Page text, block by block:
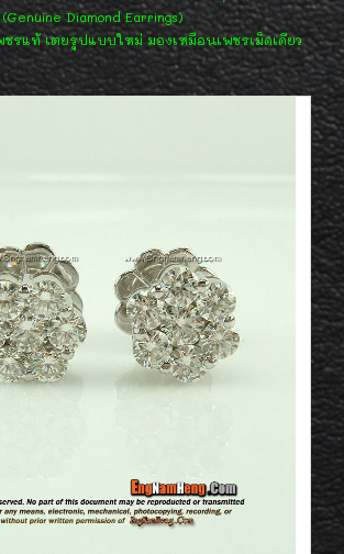
Diamond Earrings)
ชรแท้ เตยรูปแบบใหม่ มองเหมือนเพชรเม็ดเดียว